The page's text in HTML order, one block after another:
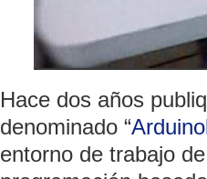
Hace dos años
denominado “
entorno de trabajo